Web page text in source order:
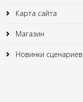
Карта сайта
Магазин
Новинки сценариев